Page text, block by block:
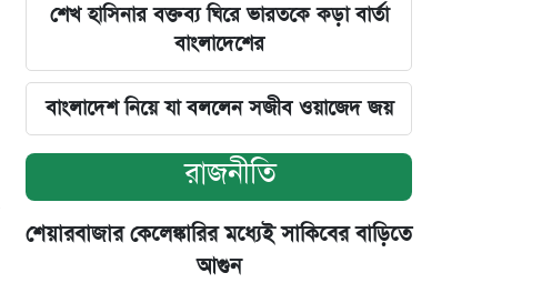
শেখ হাসিনার বক্তব্য ঘিরে ভারতকে কড়া বার্তা
বাংলাদেশের
বাংলাদেশ নিয়ে যা বললেন সজীব ওয়াজেদ জয়
রাজনীতি
শেয়ারবাজার কেলেঙ্কারির মধ্যেই সাকিবের বাড়িতে
আগুন